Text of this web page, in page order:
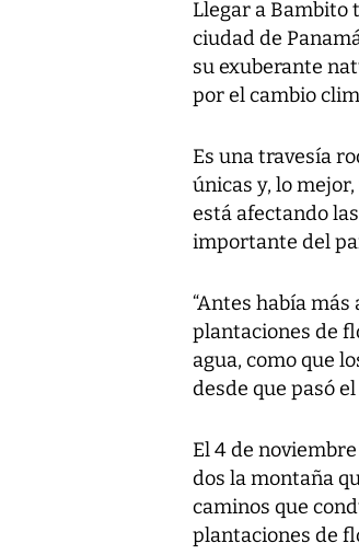
Llegar a Bambito
ciudad de
su exuberante
por el cambio
Es una travesía
únicas y, lo
está afectando
importante del
“Antes había
plantaciones de
agua, como que
desde que pasó
El 4 de
dos la montaña
caminos que
plantaciones de